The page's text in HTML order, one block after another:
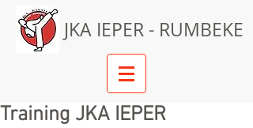
JKA IEPER - RUMBEKE
Training JKA IEPER